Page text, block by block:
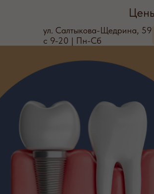
ул. Салтыкова-Щедрина, 59
с 9-20 | Пн-Сб